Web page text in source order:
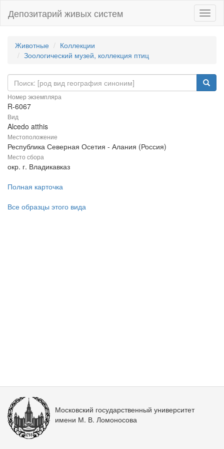
Депозитарий живых систем
Животные
Коллекции
Зоологический музей, коллекция птиц
Номер экземпляра
R-6067
Вид
Alcedo atthis
Местоположение
Республика Северная Осетия - Алания (Россия)
Место сбора
окр. г. Владикавказ
Полная карточка
Все образцы этого вида
Московский государственный университет
имени М. В. Ломоносова